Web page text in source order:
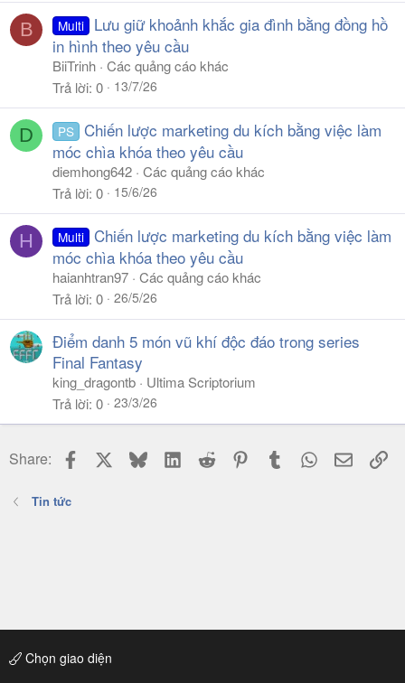
B Multi
Lưu giữ khoảnh khắc gia đình bằng đồng hồ
in hình theo yêu cầu
BiiTrinh Các quảng cáo khác
Trả lời 0 13/7/26
D PS Chiến lược marketing du kích bằng việc làm
móc chìa khóa theo yêu cầu
diemhong642 Các quảng cáo khác
Trả lời 0 15/6/26
H Multi Chiến lược marketing du kích bằng việc làm
móc chìa khóa theo yêu cầu
haianhtran97 Các quảng cáo khác
Trả lời 0 26/5/26
Điểm danh 5 món vũ khí độc đáo trong series
Final Fantasy
king_dragontb
Ultima Scriptorium
Trả lời 0 23/3/26
Share: Facebook BlueskyLinkedIn
Reddit PinterestTumblr WhatsApp
Email
Tin tức
Chọn giao diện